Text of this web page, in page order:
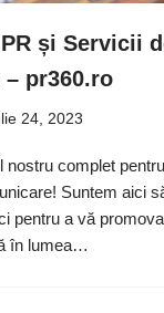
și Servicii
pr360.ro
24, 2023
nostru complet
Suntem aici
pentru a vă
în lumea…